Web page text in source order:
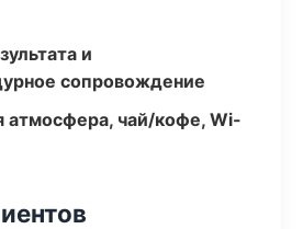
и
сопровождение
атмосфера, чай/кофе, Wi-